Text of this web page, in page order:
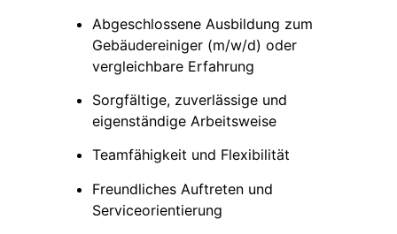
Abgeschlossene Ausbildung zum
Gebäudereiniger (m/w/d) oder
vergleichbare Erfahrung
Sorgfältige, zuverlässige und
eigenständige Arbeitsweise
Teamfähigkeit und Flexibilität
Freundliches Auftreten und
Serviceorientierung